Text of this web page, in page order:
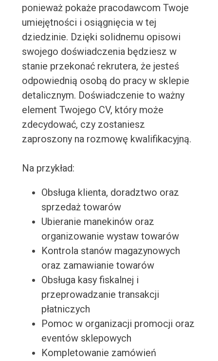
ponieważ pokaże pracodawcom Twoje
umiejętności i osiągnięcia w tej
dziedzinie. Dzięki solidnemu opisowi
swojego doświadczenia będziesz w
stanie przekonać rekrutera, że jesteś
odpowiednią osobą do pracy w sklepie
detalicznym. Doświadczenie to ważny
element Twojego CV, który może
zdecydować, czy zostaniesz
zaproszony na rozmowę kwalifikacyjną.
Na przykład:
Obsługa klienta, doradztwo oraz
sprzedaż towarów
Ubieranie manekinów oraz
organizowanie wystaw towarów
Kontrola stanów magazynowych
oraz zamawianie towarów
Obsługa kasy fiskalnej i
przeprowadzanie transakcji
płatniczych
Pomoc w organizacji promocji oraz
eventów sklepowych
Kompletowanie zamówień